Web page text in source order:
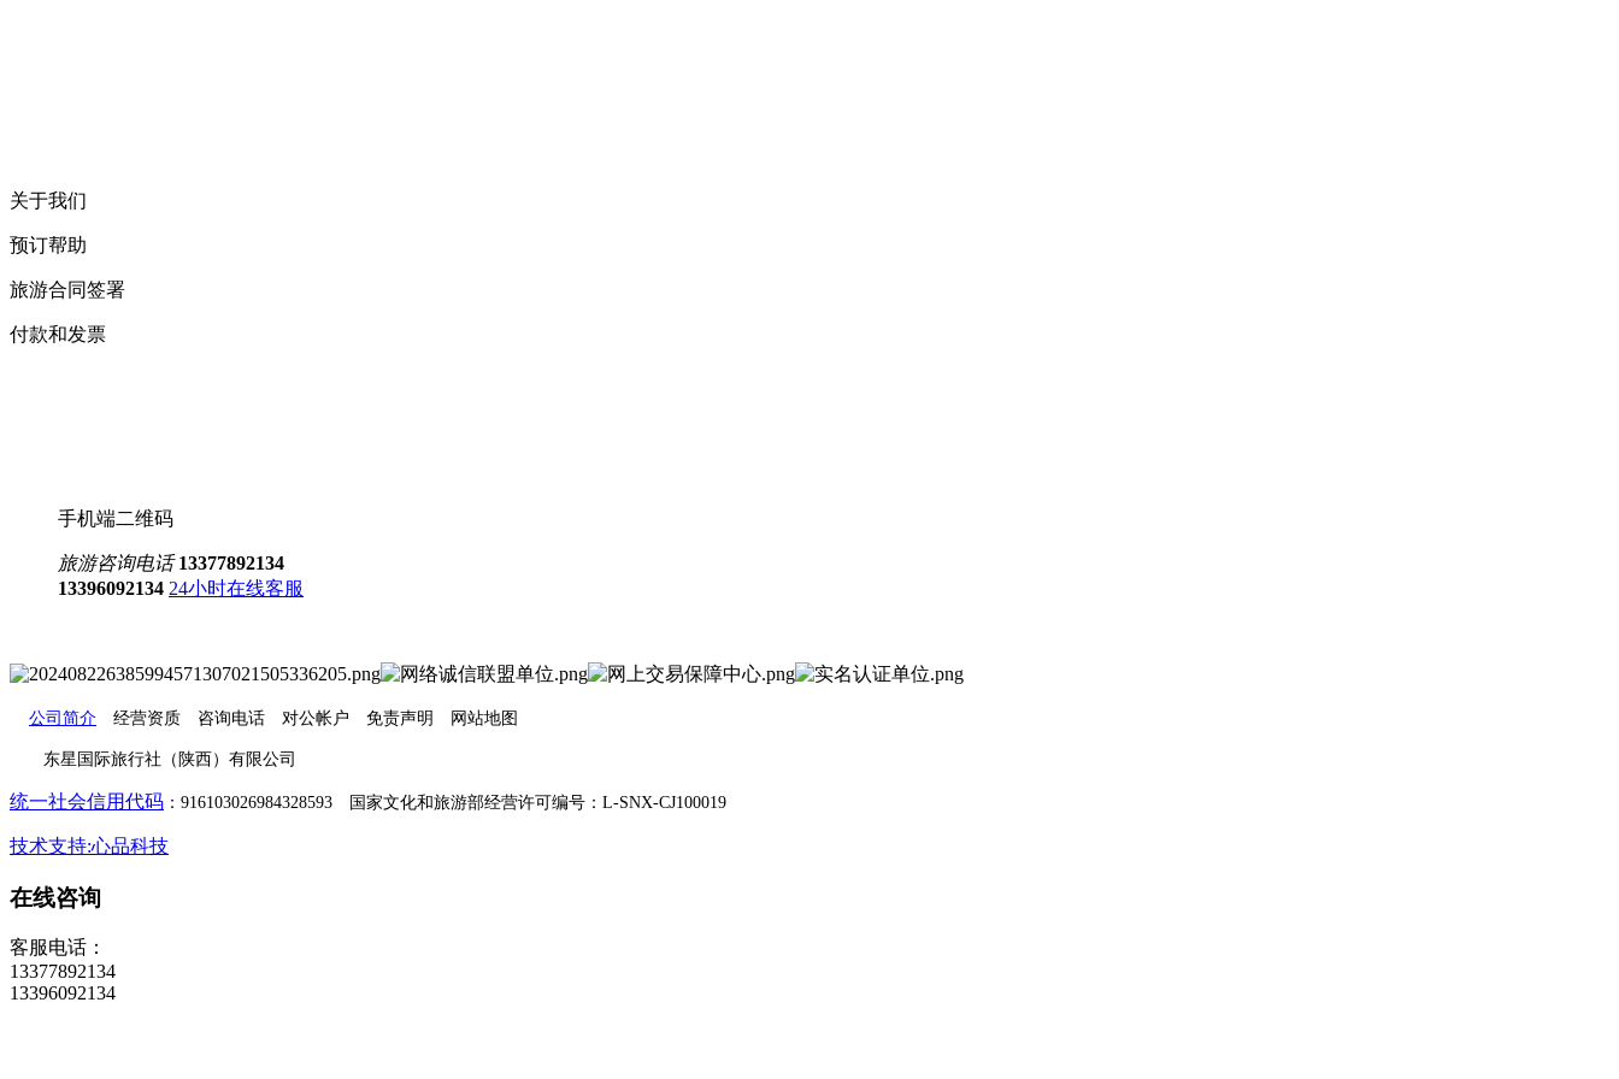
关于我们
预订帮助
旅游合同签署
付款和发票
手机端二维码
旅游咨询电话 13377892134
13396092134 24小时在线客服
公司简介 经营资质 咨询电话 对公帐户 免责声明 网站地图
东星国际旅行社（陕西）有限公司
统一社会信用代码 ：916103026984328593 国家文化和旅游部经营许可编号：L-SNX-CJ100019
技术支持:心品科技
在线咨询
客服电话：
13377892134
13396092134